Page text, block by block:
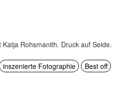
Katja Rohsmanith. Druck auf Seide.
inszenierte Fotographie Best off